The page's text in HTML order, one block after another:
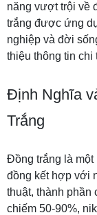
năng vượt trội về
trắng được ứng
nghiệp và đời
thiệu thông tin chi
Định Nghĩa
Trắng
Đồng trắng là
đồng kết hợp với
thuật, thành phần
chiếm 50-90%,